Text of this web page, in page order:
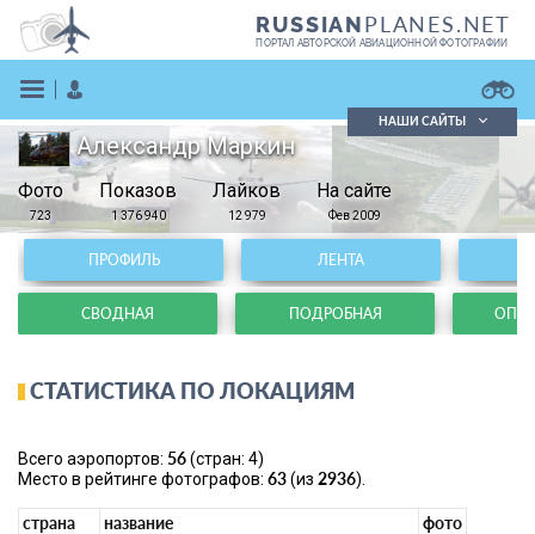
RUSSIANPLANES.NET
ПОРТАЛ АВТОРСКОЙ АВИАЦИОННОЙ ФОТОГРАФИИ
Поиск фотографий
Поиск в реестре
Кратко
Подробно
НАШИ САЙТЫ
Александр Маркин
Фото
723
Показов
1 376 940
Лайков
12 979
На сайте
Фев 2009
ПРОФИЛЬ ЛЕНТА
СВОДНАЯ ПОДРОБНАЯ
СТАТИСТИКА ПО ЛОКАЦИЯМ
Всего аэропортов: 56(стран: 4)
Место в рейтинге фотографов: 63(из 2936).
страна название
фото